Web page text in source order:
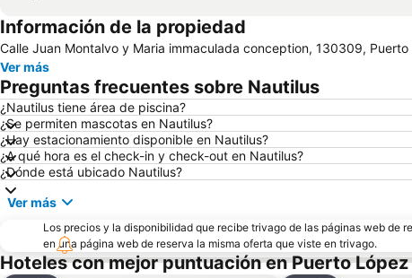
Información de la propiedad
Calle Juan Montalvo y Maria immaculada conception, 130309,
Ver más
Preguntas frecuentes sobre Nautilus
¿Nautilus tiene área de piscina?
¿Se permiten mascotas en Nautilus?
¿Hay estacionamiento disponible en Nautilus?
¿A qué hora es el check-in y check-out en Nautilus?
¿Dónde está ubicado Nautilus?
Ver más
Los precios y la disponibilidad que recibe trivago de las páginas web de
en una página web de reserva la misma oferta que viste en trivago.
Hoteles con mejor puntuación en Puerto López